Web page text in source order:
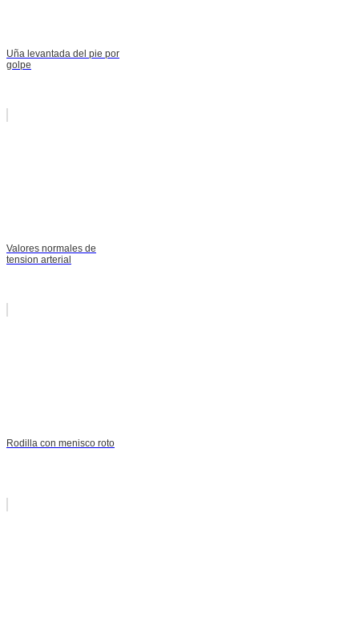
Uña levantada del pie por
golpe
Valores normales de
tension arterial
Rodilla con menisco roto